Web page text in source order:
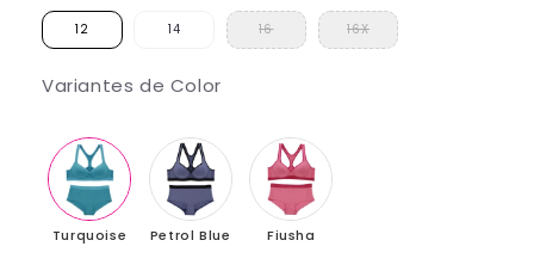
12 14 16 16X
Variantes de Color
Turquoise Petrol Blue Fiusha